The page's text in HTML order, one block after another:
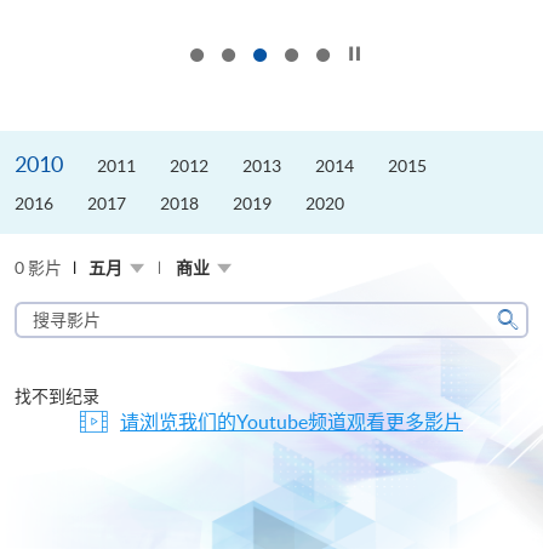
2010 2011 2012 2013 2014
2015
2016
2017 2018 2019 2020
0 影片 五月 商业
搜
寻
片
搜
找不到纪录
请浏览我们的Youtube频道观看更多影片